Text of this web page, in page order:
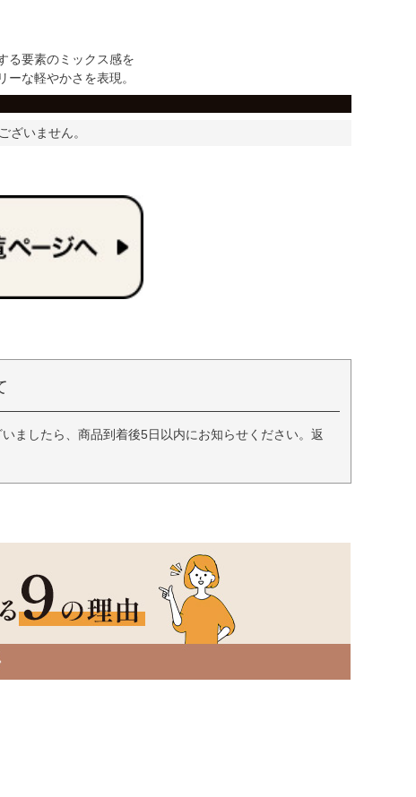
る要素のミックス感を
な軽やかさを表現。
ざいません。
ましたら、商品到着後5日以内にお知らせください。返